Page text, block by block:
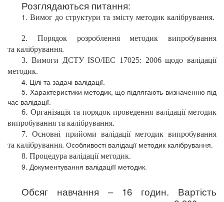
Розглядаються питання:
1.Вимог до структури та змісту методиккалібрування.
2. Порядок розроблення методик випробування
та калібрування.
3. Вимоги ДСТУISO/IEC 17025: 2006 щодо валідації
методик.
4. Цілі та задачі валідації.
5. Характеристики методик, що підлягають визначенню під
час валідації.
6. Організація та порядок проведення валідації методик
випробування та калібрування.
7. Основні прийоми валідації методик випробування
та калібрування. Особливості валідації методик калібрування.
8. Процедура валідації методик.
9. Документування валідаціїї методик.
Обсяг навчання – 16 годин. Вартість